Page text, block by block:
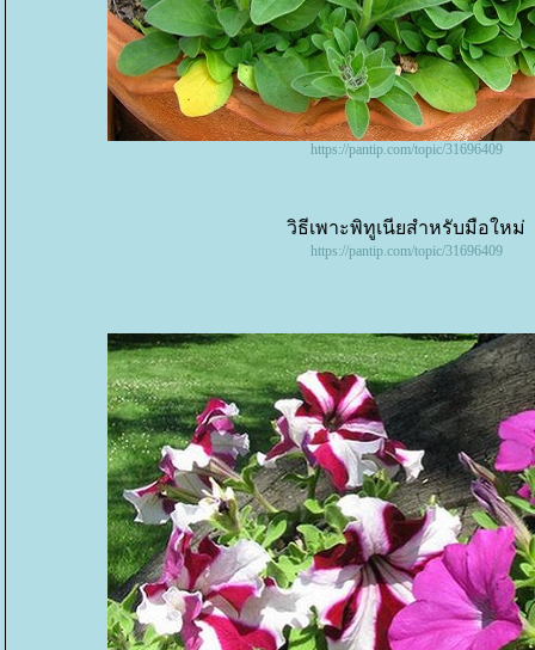
https://pantip.com/topic/31696409
วิธีเพาะพิทูเนียสำหรับมือใหม่
https://pantip.com/topic/31696409